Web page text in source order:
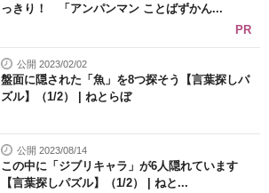
っきり！ 「アンパンマン ことばずかん...
PR
公開 2023/02/02
盤面に隠された「魚」を8つ探そう【言葉探しパ
ズル】（1/2） | ねとらぼ
公開 2023/08/14
この中に「ジブリキャラ」が6人隠れています
【言葉探しパズル】（1/2） | ねと...